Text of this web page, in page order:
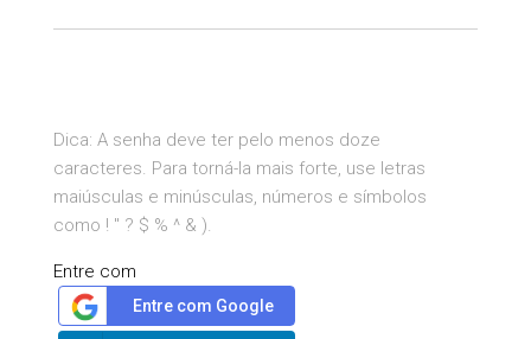
Dica: A senha deve ter pelo menos doze
caracteres. Para torná-la mais forte, use letras
maiúsculas e minúsculas, números e símbolos
como ! " ? $ % ^ & ).
Entre com
Entre com Google